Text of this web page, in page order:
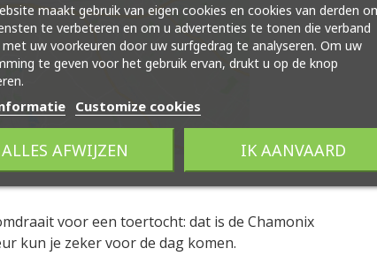
voor een toertocht: dat is de Chamonix
kun je zeker voor de dag komen.
maakt gebruik van eigen cookies en cookies van derden
te verbeteren en om u advertenties te tonen die verband
uw voorkeuren door uw surfgedrag te analyseren. Om uw
te geven voor het gebruik ervan, drukt u op de knop
Customize cookies
ALLES AFWIJZEN IK AANVAARD